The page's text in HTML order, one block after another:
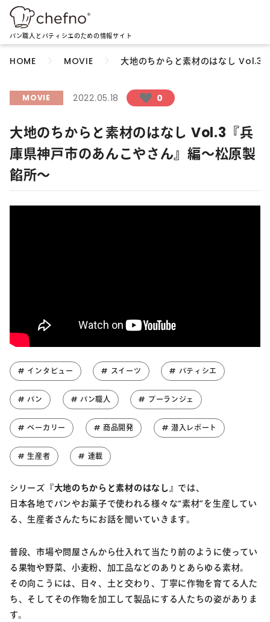
パン職人とパティシエのための情報サイト
HOME MOVIE 大地のちからと素材のはなし Vol.3
MOVIE 2022.05.18 0
大地のちからと素材のはなし Vol.3『兵
庫県神戸市のあんこやさん』編～松原製
餡所～
# インタビュー # スイーツ # パティシエ
# パン # パン職人 # ブーランジェ
# ベーカリー # 商品開発 # 潜入レポート
# 生産者 # 連載
シリーズ 『大地のちからと素材のはなし』 では、
日本各地でパンやお菓子で使われる様々な“素材”を生産してい
る、生産者さんたちにお話を聞いていきます。
普段、市場や問屋さんから仕入れて当たり前のように使ってい
る果物や野菜、小麦粉、加工品などのありとあらゆる素材。
その向こうには、日々、土と交わり、丁寧に作物を育てる人た
ち、そしてその作物を加工して製品にする人たちの姿がありま
す。